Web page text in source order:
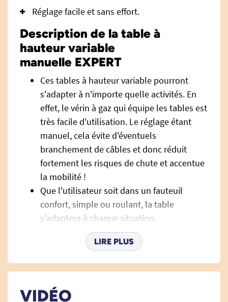
Réglage facile et sans effort.
Description de la table à
hauteur variable
manuelle EXPERT
Ces tables à hauteur variable pourront
s'adapter à n'importe quelle activités. En
effet, le vérin à gaz qui équipe les tables est
très facile d'utilisation. Le réglage étant
manuel, cela évite d'éventuels
branchement de câbles et donc réduit
fortement les risques de chute et accentue
la mobilité !
Que l'utilisateur soit dans un fauteuil
confort, simple ou roulant, la table
s'adaptera à chaque situation.
Pour un maximum de sécurité, une poignée
de stabilisation et de verrouillage est
sécuriser le plateau une fois que la hauteur
souhaitée aura été réglée.
LIRE PLUS
VIDÉO